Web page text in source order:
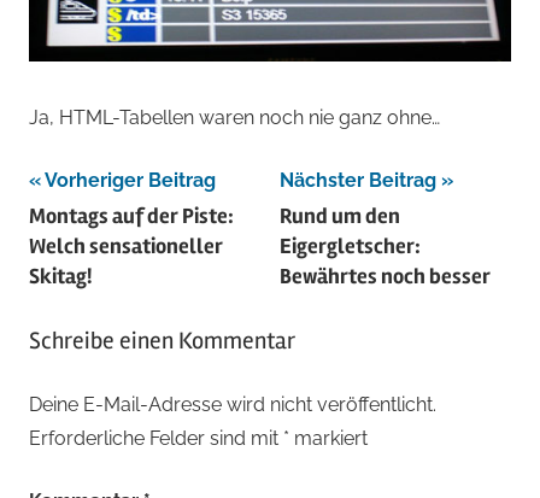
Ja, HTML-Tabellen waren noch nie ganz ohne…
Beitragsnavigation
Vorheriger Beitrag
Montags auf der Piste:
Welch sensationeller
Skitag!
Nächster Beitrag
Rund um den
Eigergletscher:
Bewährtes noch besser
Schreibe einen Kommentar
Deine E-Mail-Adresse wird nicht veröffentlicht.
Erforderliche Felder sind mit * markiert